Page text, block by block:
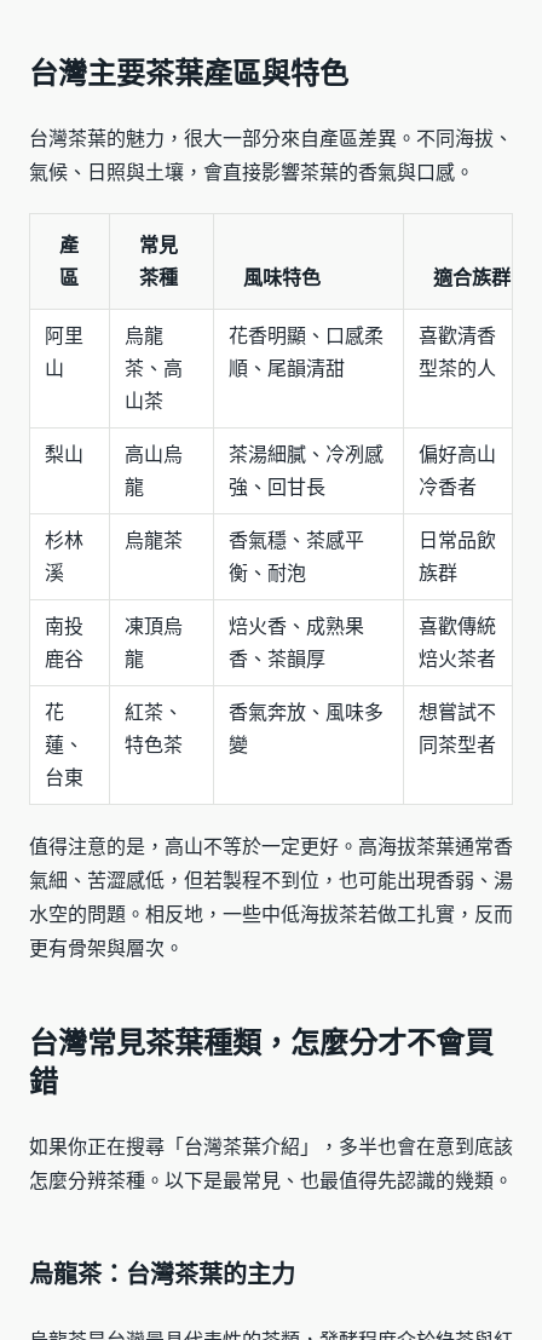
台灣主要茶葉產區與特色
台灣茶葉的魅力，很大一部分來自產區差異。不同海拔、
氣候、日照與土壤，會直接影響茶葉的香氣與口感。
產
區
常見
茶種
風味特色 適合族群
阿里
山
烏龍
茶、高
山茶
花香明顯、口感柔
順、尾韻清甜
喜歡清香
型茶的人
梨山
高山烏
龍
茶湯細膩、冷冽感
強、回甘長
偏好高山
冷香者
杉林
溪
烏龍茶
香氣穩、茶感平
衡、耐泡
日常品飲
族群
南投
鹿谷
凍頂烏
龍
焙火香、成熟果
香、茶韻厚
喜歡傳統
焙火茶者
花
蓮、
台東
紅茶、
特色茶
香氣奔放、風味多
變
想嘗試不
同茶型者
值得注意的是，高山不等於一定更好。高海拔茶葉通常香
氣細、苦澀感低，但若製程不到位，也可能出現香弱、湯
水空的問題。相反地，一些中低海拔茶若做工扎實，反而
更有骨架與層次。
台灣常見茶葉種類，怎麼分才不會買
錯
如果你正在搜尋「台灣茶葉介紹」，多半也會在意到底該
怎麼分辨茶種。以下是最常見、也最值得先認識的幾類。
烏龍茶：台灣茶葉的主力